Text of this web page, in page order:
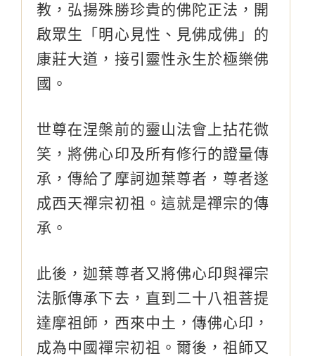
教，弘揚殊勝珍貴的佛陀正法，開
啟眾生「明心見性、見佛成佛」的
康莊大道，接引靈性永生於極樂佛
國。
世尊在涅槃前的靈山法會上拈花微
笑，將佛心印及所有修行的證量傳
承，傳給了摩訶迦葉尊者，尊者遂
成西天禪宗初祖。這就是禪宗的傳
承。
此後，迦葉尊者又將佛心印與禪宗
法脈傳承下去，直到二十八祖菩提
達摩祖師，西來中土，傳佛心印，
成為中國禪宗初祖。爾後，祖師又